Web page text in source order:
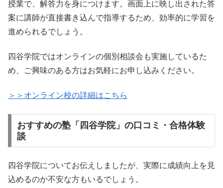
授業で、解答力を身につけます。画面上に映し出された答
案に講師が直接書き込んで指導するため、効率的に学習を
進められるでしょう。
四谷学院ではオンラインの個別相談会も実施しているた
め、ご興味のある方はお気軽にお申し込みください。
＞＞オンライン校の詳細はこちら
おすすめの塾「四谷学院」の口コミ・合格体験
談
四谷学院についてお伝えしましたが、実際に成績向上を見
込めるのか不安な方もいるでしょう。